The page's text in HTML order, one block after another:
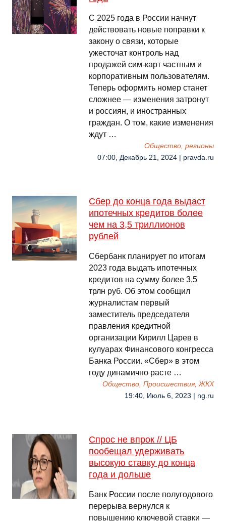
С 2025 года в России начнут
действовать новые поправки к
закону о связи, которые
ужесточат контроль над
продажей сим-карт частным и
корпоративным пользователям.
Теперь оформить номер станет
сложнее — изменения затронут
и россиян, и иностранных
граждан. О том, какие изменения
ждут …
Общество, регионы
07:00, Декабрь 21, 2024 | pravda.ru
Сбер до конца года выдаст
ипотечных кредитов более
чем на 3,5 триллионов
рублей
Сбербанк планирует по итогам
2023 года выдать ипотечных
кредитов на сумму более 3,5
трлн руб. Об этом сообщил
журналистам первый
заместитель председателя
правления кредитной
организации Кирилл Царев в
кулуарах Финансового конгресса
Банка России. «Сбер» в этом
году динамично расте …
Общество, Происшествия, ЖКХ
19:40, Июль 6, 2023 | ng.ru
Спрос не впрок // ЦБ
пообещал удерживать
высокую ставку до конца
года и дольше
Банк России после полугодового
перерыва вернулся к
повышению ключевой ставки —